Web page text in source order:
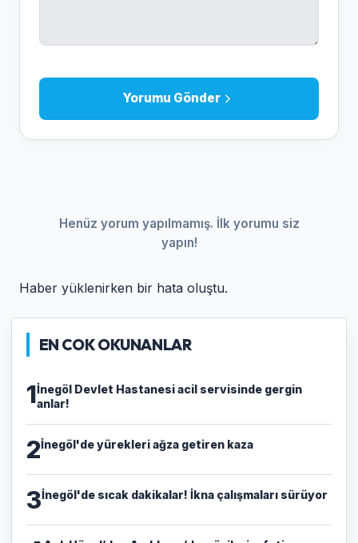
Yorumu Gönder
Henüz yorum yapılmamış. İlk yorumu siz
yapın!
Haber yüklenirken bir hata oluştu.
EN COK OKUNANLAR
1İnegöl Devlet Hastanesi acil servisinde gergin
anlar!
2İnegöl'de yürekleri ağza getiren kaza
3İnegöl'de sıcak dakikalar! İkna çalışmaları sürüyor